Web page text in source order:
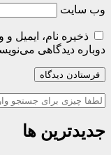
وب‌ سایت
ذخیره نام، ایمیل
دوباره دیدگاهی
جستجو
جدیدترین ها